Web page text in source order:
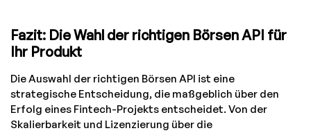
Fazit: Die Wahl der richtigen Börsen API für
Ihr Produkt
Die Auswahl der richtigen Börsen API ist eine
strategische Entscheidung, die maßgeblich über den
Erfolg eines Fintech-Projekts entscheidet. Von der
Skalierbarkeit und Lizenzierung über die